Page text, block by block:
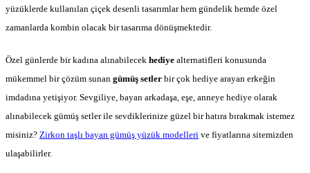
yüzüklerde kullanılan çiçek desenli tasarımlar hem gündelik hemde özel
zamanlarda kombin olacak bir tasarıma dönüşmektedir.
Özel günlerde bir kadına alınabilecek hediye alternatifleri konusunda
mükemmel bir çözüm sunan gümüş setler bir çok hediye arayan erkeğin
imdadına yetişiyor. Sevgiliye, bayan arkadaşa, eşe, anneye hediye olarak
alınabilecek gümüş setler ile sevdiklerinize güzel bir hatıra bırakmak istemez
misiniz? Zirkon taşlı bayan gümüş yüzük modelleri ve fiyatlarına sitemizden
ulaşabilirler.